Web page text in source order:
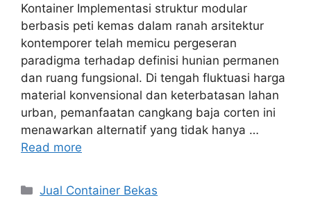
Kontainer Implementasi struktur modular
berbasis peti kemas dalam ranah arsitektur
kontemporer telah memicu pergeseran
paradigma terhadap definisi hunian permanen
dan ruang fungsional. Di tengah fluktuasi harga
material konvensional dan keterbatasan lahan
urban, pemanfaatan cangkang baja corten ini
menawarkan alternatif yang tidak hanya …
Read more
Categories
Jual Container Bekas